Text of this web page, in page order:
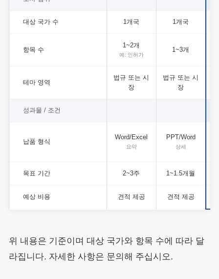
대상 국가 수 1개국 1개국
항목 수
1~2개
예: 인허가
1~3개
테마 영역
법규 또는 시
장
법규 또는 시
장
성과물 / 조건
납품 형식
Word/Excel
요약
PPT/Word
상세
목표 기간 2~3주 1~1.5개월
예상 비용 견적 제공 견적 제공
위 내용은 기준이며 대상 국가와 항목 수에 따라 달
라집니다. 자세한 사항은 문의해 주십시오.